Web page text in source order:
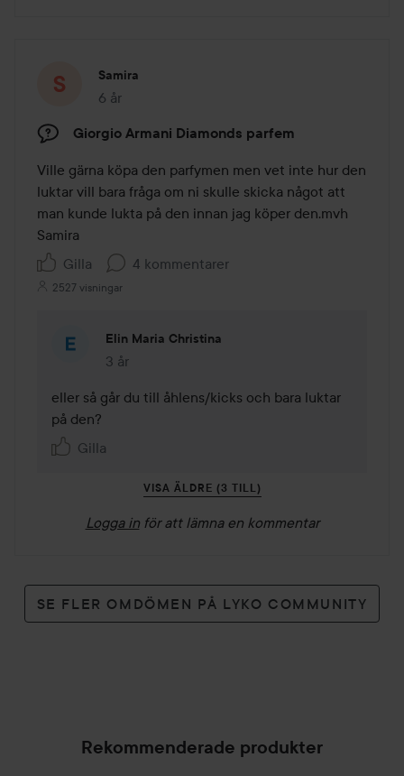
Samira
6 år
Inlägget skapades 6 år
Giorgio Armani Diamonds parfem
Ville gärna köpa den parfymen men vet inte hur den
luktar vill bara fråga om ni skulle skicka något att
man kunde lukta på den innan jag köper den.mvh
Samira
Gilla
4 kommentarer
2527 visningar
Elin Maria Christina
3 år
Kommentaren lades 3 år
eller så går du till åhlens/kicks och bara luktar
på den?
Gilla
VISA ÄLDRE (3 TILL)
Logga in för att lämna en kommentar
SE FLER OMDÖMEN PÅ LYKO COMMUNITY
Rekommenderade produkter